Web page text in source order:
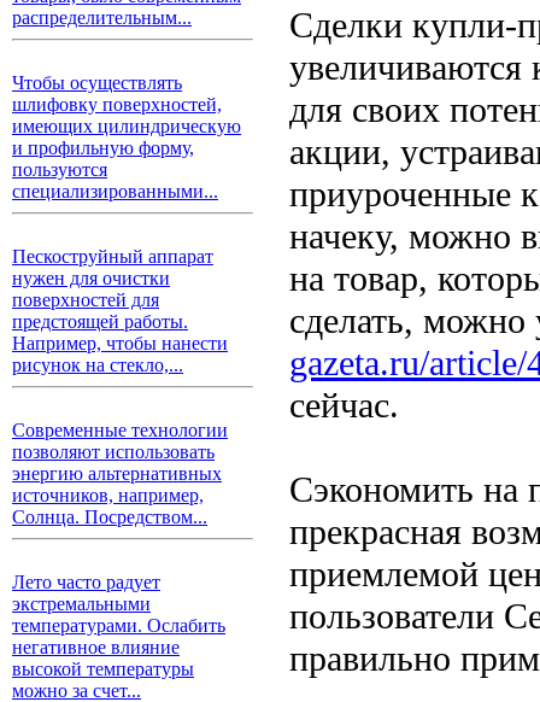
распределительным...
Чтобы осуществлять
шлифовку поверхностей,
имеющих цилиндрическую
и профильную форму,
пользуются
специализированными...
Пескоструйный аппарат
нужен для очистки
поверхностей для
предстоящей работы.
Например, чтобы нанести
рисунок на стекло,...
Современные технологии
позволяют использовать
энергию альтернативных
источников, например,
Солнца. Посредством...
Лето часто радует
экстремальными
температурами. Ослабить
негативное влияние
высокой температуры
можно за счет...
Сделки купли-
для своих
акции,
приуроченные
начеку, можно
на товар,
сделать, можно
gazeta.ru/article/
сейчас.
Сэкономить на
прекрасная
приемлемой
пользователи
правильно